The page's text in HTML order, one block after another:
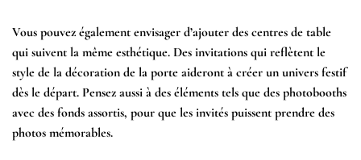
Vous pouvez également envisager d’ajouter des centres de table
qui suivent la même esthétique. Des invitations qui reflètent le
style de la décoration de la porte aideront à créer un univers festif
dès le départ. Pensez aussi à des éléments tels que des photobooths
avec des fonds assortis, pour que les invités puissent prendre des
photos mémorables.